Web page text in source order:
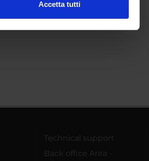
Accetta tutti
Technical support
Back office Area -